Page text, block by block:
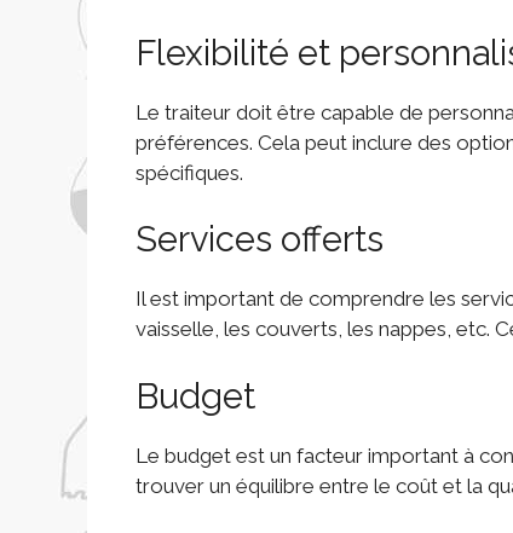
Flexibilité et
Le traiteur doit être capable de
préférences. Cela peut inclure des
spécifiques.
Services offerts
Il est important de comprendre les
vaisselle, les couverts, les nappes, etc.
Budget
Le budget est un facteur important à
trouver un équilibre entre le coût et la